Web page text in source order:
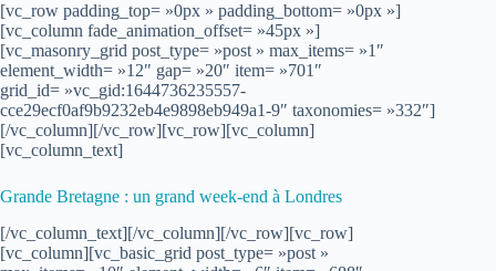
[vc_row padding_top= »0px » padding_bottom= »0px »]
[vc_column fade_animation_offset= »45px »]
[vc_masonry_grid post_type= »post » max_items= »1″
element_width= »12″ gap= »20″ item= »701″
grid_id= »vc_gid:1644736235557-
cce29ecf0af9b9232eb4e9898eb949a1-9″ taxonomies= »332″]
[/vc_column][/vc_row][vc_row][vc_column]
[vc_column_text]
Grande Bretagne : un grand week-end à Londres
[/vc_column_text][/vc_column][/vc_row][vc_row]
[vc_column][vc_basic_grid post_type= »post »